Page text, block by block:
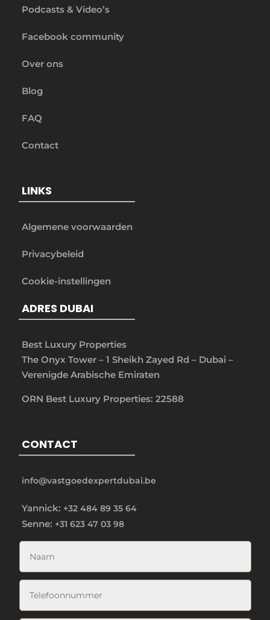
Podcasts & Video’s
Facebook community
Over ons
Blog
FAQ
Contact
LINKS
Algemene voorwaarden
Privacybeleid
Cookie-instellingen
ADRES DUBAI
Best Luxury Properties
The Onyx Tower – 1 Sheikh Zayed Rd – Dubai –
Verenigde Arabische Emiraten
ORN Best Luxury Properties: 22588
CONTACT
info@vastgoedexpertdubai.be
Yannick: +32 484 89 35 64
Senne: +31 623 47 03 98